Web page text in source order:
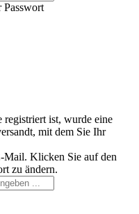
Passwort
registriert ist, wurde eine
mit dem Sie Ihr
Mail. Klicken Sie auf den
zu ändern.